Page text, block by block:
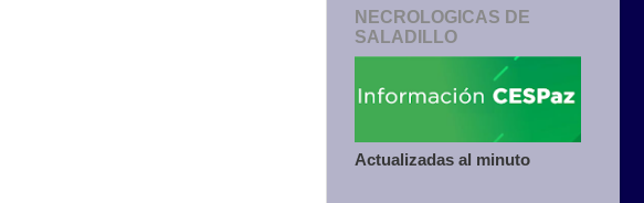
NECROLOGICAS DE
SALADILLO
Actualizadas al minuto